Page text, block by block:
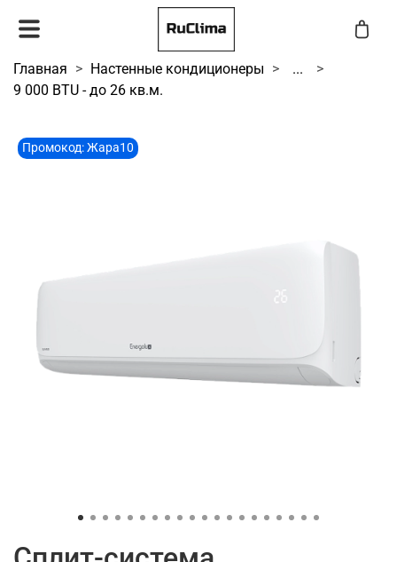
Главная Настенные кондиционеры
...
9 000 BTU - до 26 кв.м.
Промокод: Жара10